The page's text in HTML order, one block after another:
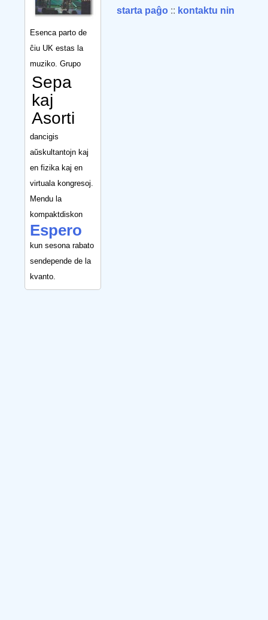
Esenca parto de
ĉiu UK estas la
muziko. Grupo
Sepa
kaj
Asorti
dancigis
aŭskultantojn kaj
en fizika kaj en
virtuala kongresoj.
Mendu la
kompaktdiskon
Espero
kun sesona rabato
sendepende de la
kvanto.
starta paĝo :: kontaktu nin